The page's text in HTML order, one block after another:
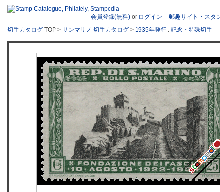
会員登録(無料) or ログイン -- 郵趣サイト・スタ
切手カタログ TOP > サンマリノ 切手カタログ > 1935年発行 , 記念・特殊切手